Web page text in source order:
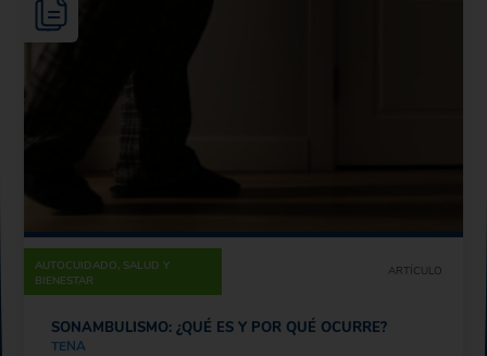
AUTOCUIDADO, SALUD Y
BIENESTAR
ARTÍCULO
SONAMBULISMO: ¿QUÉ ES Y POR QUÉ OCURRE?
TENA